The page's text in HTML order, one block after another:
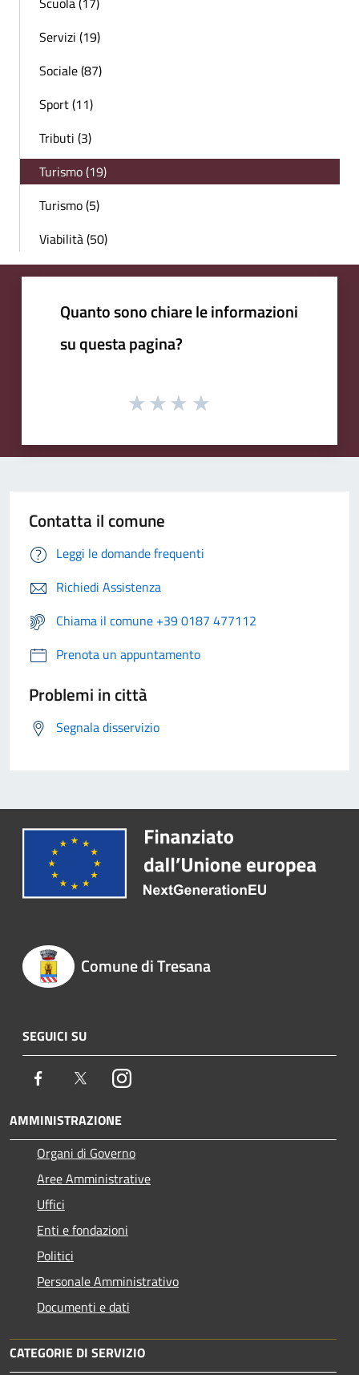
Servizi (19)
Sociale (87)
Sport (11)
Tributi (3)
Turismo (19)
Turismo (5)
Viabilità (50)
Quanto sono chiare le informazioni
su questa pagina?
Contatta il comune
Leggi le domande frequenti
Richiedi Assistenza
Chiama il comune +39 0187 477112
Prenota un appuntamento
Problemi in città
Segnala disservizio
Comune di Tresana
SEGUICI SU
Facebook TwitterInstagram
AMMINISTRAZIONE
Organi di Governo
Aree Amministrative
Uffici
Enti e fondazioni
Politici
Personale Amministrativo
Documenti e dati
CATEGORIE DI SERVIZIO